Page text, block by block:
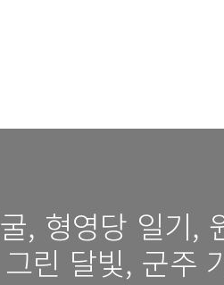
, 형영당 일기,
린 달빛, 군주